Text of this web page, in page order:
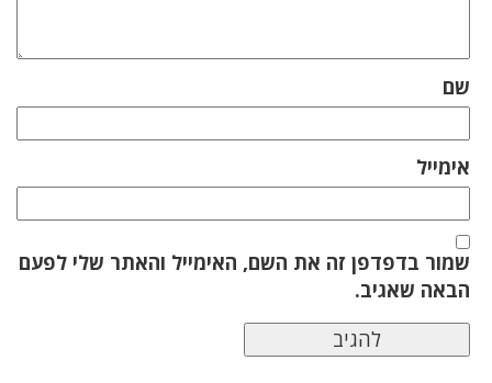
שם
אימייל
שמור בדפדפן זה את השם, האימייל והאתר שלי לפעם
הבאה שאגיב.